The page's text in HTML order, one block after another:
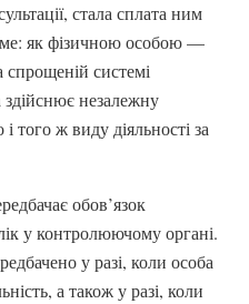
стала сплата ним
як фізичною особою —
системі
незалежну
того ж виду діяльності за
обов’язок
у контролюючому органі.
у разі, коли особа
а також у разі, коли